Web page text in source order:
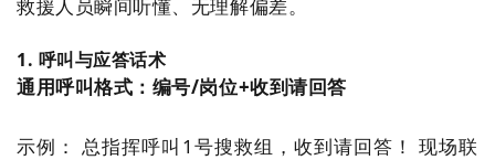
救援人员瞬间听懂、无理解偏差。
1. 呼叫与应答话术
通用呼叫格式：编号/岗位+收到请回答
示例： 总指挥呼叫1号搜救组，收到请回答！ 现场联